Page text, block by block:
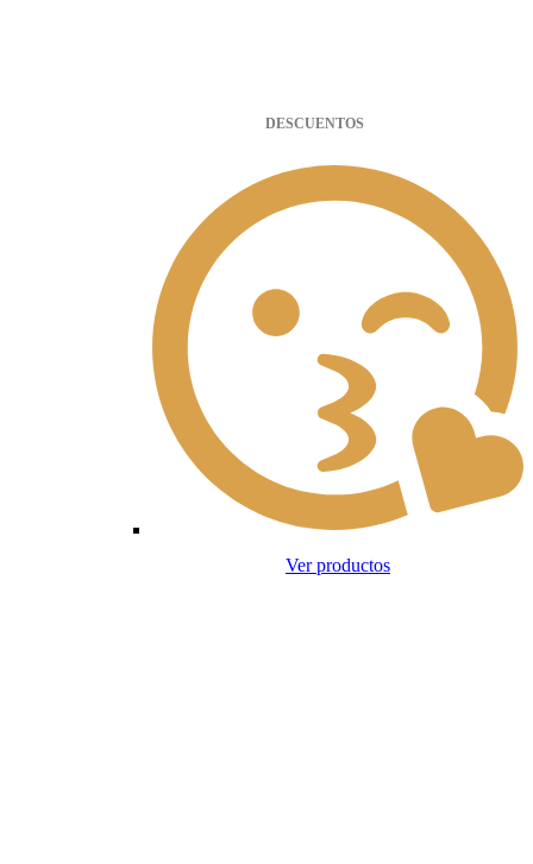
DESCUENTOS
Ver productos